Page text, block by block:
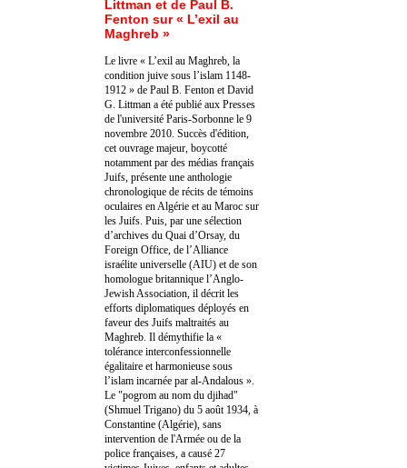
Littman et de Paul B.
Fenton sur « L’exil au
Maghreb »
Le livre « L’exil au Maghreb, la
condition juive sous l’islam 1148-
1912 » de Paul B. Fenton et David
G. Littman a été publié aux Presses
de l'université Paris-Sorbonne le 9
novembre 2010. Succès d'édition,
cet ouvrage majeur, boycotté
notamment par des médias français
Juifs, présente une anthologie
chronologique de récits de témoins
oculaires en Algérie et au Maroc sur
les Juifs. Puis, par une sélection
d’archives du Quai d’Orsay, du
Foreign Office, de l’Alliance
israélite universelle (AIU) et de son
homologue britannique l’Anglo-
Jewish Association, il décrit les
efforts diplomatiques déployés en
faveur des Juifs maltraités au
Maghreb. Il démythifie la «
tolérance interconfessionnelle
égalitaire et harmonieuse sous
l’islam incarnée par al-Andalous ».
Le "pogrom au nom du djihad"
(Shmuel Trigano) du 5 août 1934, à
Constantine (Algérie), sans
intervention de l'Armée ou de la
police françaises, a causé 27